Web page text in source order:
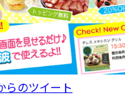
らのツイート